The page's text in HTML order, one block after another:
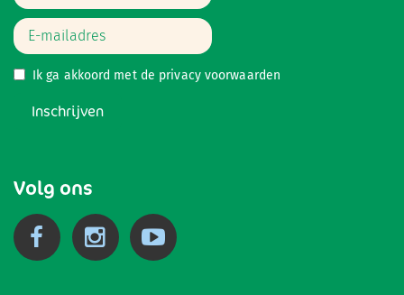
Ik ga akkoord met de privacy voorwaarden
Inschrijven
Volg ons